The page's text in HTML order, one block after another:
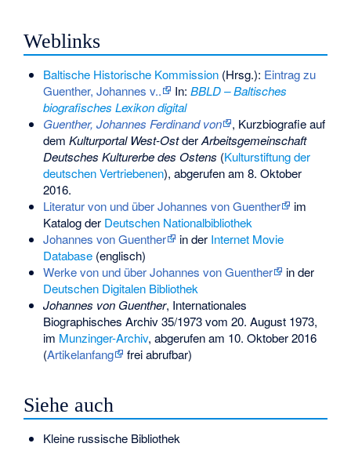
Weblinks
Baltische Historische Kommission(Hrsg.): Eintrag zu
Guenther, Johannes v..
In: BBLD – Baltisches
biografisches Lexikon digital
Guenther, Johannes Ferdinand von
, Kurzbiografie auf
dem Kulturportal West-OstderArbeitsgemeinschaft
Deutsches Kulturerbe des Ostens (Kulturstiftung der
deutschen Vertriebenen), abgerufen am 8. Oktober
2016.
Literatur von und über Johannes von Guenther
im
Katalog der Deutschen Nationalbibliothek
Johannes von Guenther
in der Internet Movie
Database(englisch)
Werke von und über Johannes von Guenther
in der
Deutschen Digitalen Bibliothek
Johannes von Guenther, Internationales
Biographisches Archiv 35/1973 vom 20. August 1973,
im Munzinger-Archiv, abgerufen am 10. Oktober 2016
(Artikelanfang frei abrufbar)
Siehe auch
Kleine russische Bibliothek